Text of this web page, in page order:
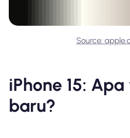
Source:
iPhone 15:
baru?